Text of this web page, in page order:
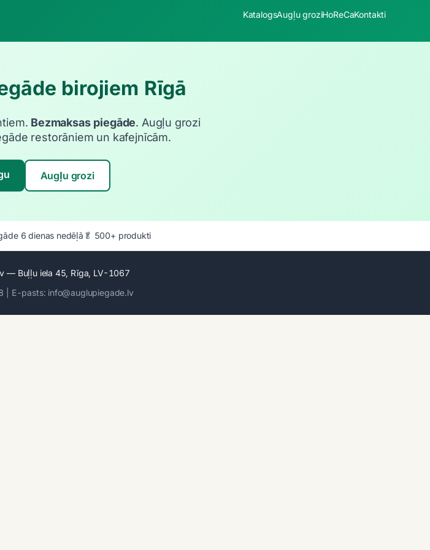
KatalogsAugļu groziHoReCaKontakti
birojiem Rīgā
Bezmaksas piegāde. Augļu grozi
restorāniem un kafejnīcām.
Augļu grozi
6 dienas nedēļā 🥬 500+ produkti
— Buļļu iela 45, Rīga, LV-1067
| E-pasts: info@auglupiegade.lv